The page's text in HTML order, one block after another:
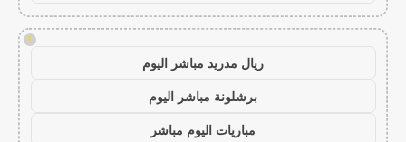
!
ريال مدريد مباشر اليوم
برشلونة مباشر اليوم
مباريات اليوم مباشر